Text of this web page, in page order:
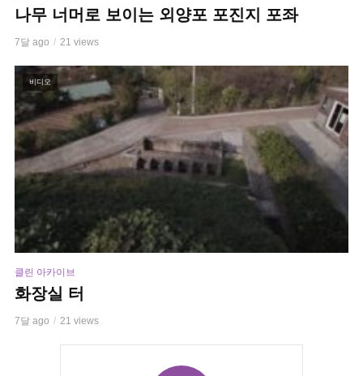
나무 너머로 보이는 외양포 포진지 포좌
7달 ago 21 views
비디오
클린 아카이브
화장실 터
7달 ago 21 views